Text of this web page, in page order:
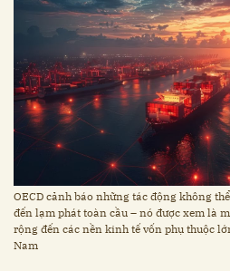
OECD cảnh báo những tác động không
đến lạm phát toàn cầu – nó được xem là
rộng đến các nền kinh tế vốn phụ thuộc
Nam